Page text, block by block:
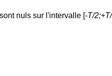
nuls sur l'intervalle [-T/